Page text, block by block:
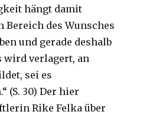
hängt damit
Bereich des Wunsches
und gerade deshalb
wird verlagert, an
sei es
(S. 30) Der hier
Rike Felka über